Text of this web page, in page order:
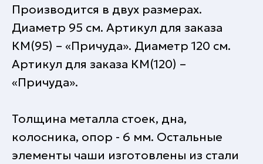
Производится в двух размерах.
Диаметр 95 см. Артикул для заказа
КМ(95) – «Причуда». Диаметр 120 см.
Артикул для заказа КМ(120) –
«Причуда».
Толщина металла стоек, дна,
колосника, опор - 6 мм. Остальные
элементы чаши изготовлены из стали